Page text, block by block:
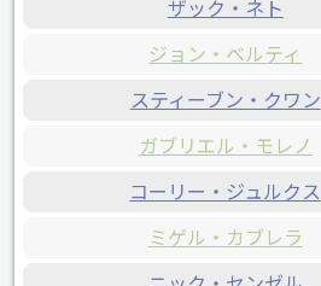
ザック・ネト
ジョン・ベルティ
スティーブン・クワン
ガブリエル・モレノ
コーリー・ジュルクス
ミゲル・カブレラ